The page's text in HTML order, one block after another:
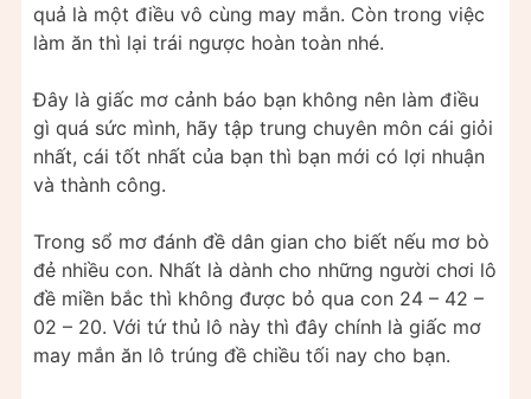
quả là một điều vô cùng may mắn. Còn trong việc
làm ăn thì lại trái ngược hoàn toàn nhé.
Đây là giấc mơ cảnh báo bạn không nên làm điều
gì quá sức mình, hãy tập trung chuyên môn cái giỏi
nhất, cái tốt nhất của bạn thì bạn mới có lợi nhuận
và thành công.
Trong sổ mơ đánh đề dân gian cho biết nếu mơ bò
đẻ nhiều con. Nhất là dành cho những người chơi lô
đề miền bắc thì không được bỏ qua con 24 – 42 –
02 – 20. Với tứ thủ lô này thì đây chính là giấc mơ
may mắn ăn lô trúng đề chiều tối nay cho bạn.